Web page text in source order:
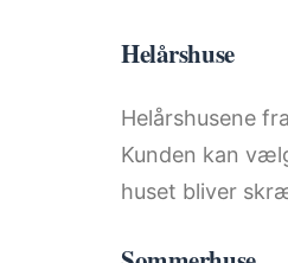
Helårshuse
Helårshusene
Kunden kan
huset bliver